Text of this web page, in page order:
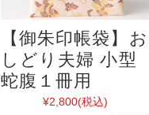
【御朱印帳袋】お
しどり夫婦 小型
蛇腹１冊用
¥2,800(税込)